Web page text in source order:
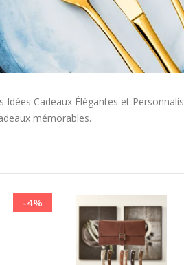
Cadeaux Élégantes et
mémorables.
-4%